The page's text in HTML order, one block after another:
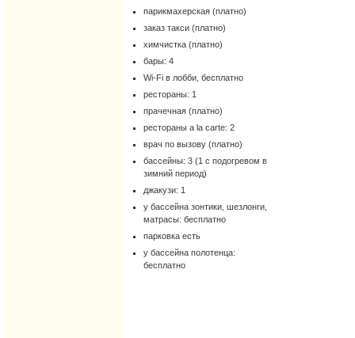
парикмахерская (платно)
заказ такси (платно)
химчистка (платно)
бары: 4
Wi-Fi в лобби, бесплатно
рестораны: 1
прачечная (платно)
рестораны a la carte: 2
врач по вызову (платно)
бассейны: 3 (1 с подогревом в
зимний период)
джакузи: 1
у бассейна зонтики, шезлонги,
матрасы: бесплатно
парковка есть
у бассейна полотенца:
бесплатно